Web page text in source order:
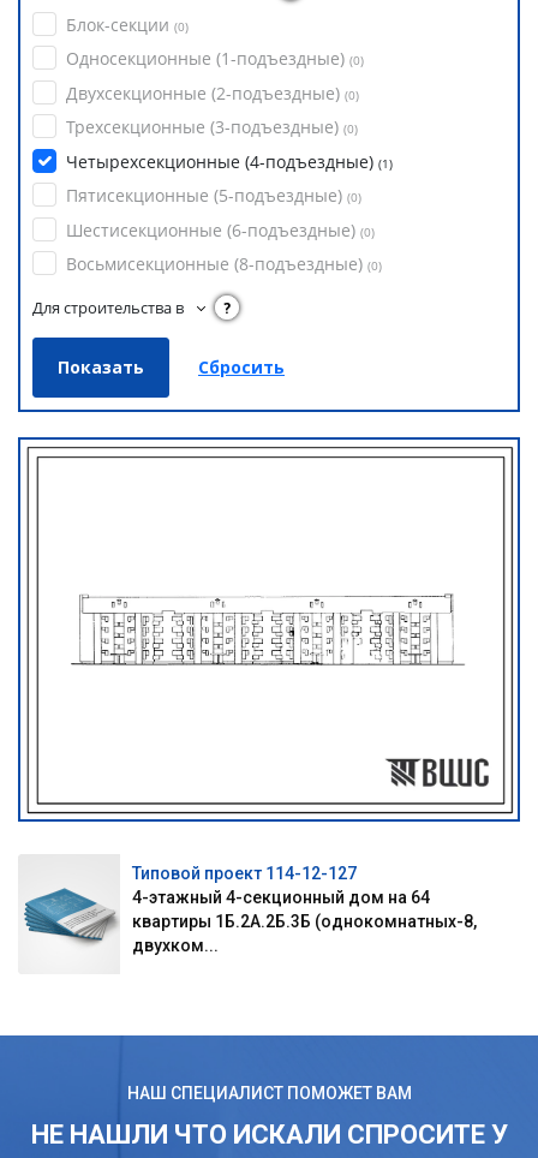
Блок-секции (0)
Односекционные (1-подъездные) (0)
Двухсекционные (2-подъездные) (0)
Трехсекционные (3-подъездные) (0)
Четырехсекционные (4-подъездные) (1)
Пятисекционные (5-подъездные) (0)
Шестисекционные (6-подъездные) (0)
Восьмисекционные (8-подъездные) (0)
Для строительства в ?
Типовой проект 114-12-127
4-этажный 4-секционный дом на 64
квартиры 1Б.2А.2Б.3Б (однокомнатных-8,
двухком...
НАШ СПЕЦИАЛИСТ ПОМОЖЕТ ВАМ
НЕ НАШЛИ ЧТО ИСКАЛИ СПРОСИТЕ У